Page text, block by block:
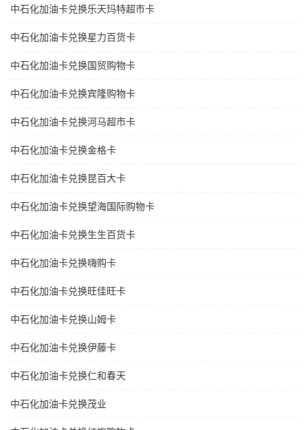
中石化加油卡兑换乐天玛特超市卡
中石化加油卡兑换星力百货卡
中石化加油卡兑换国贸购物卡
中石化加油卡兑换宾隆购物卡
中石化加油卡兑换河马超市卡
中石化加油卡兑换金格卡
中石化加油卡兑换昆百大卡
中石化加油卡兑换望海国际购物卡
中石化加油卡兑换生生百货卡
中石化加油卡兑换嗨购卡
中石化加油卡兑换旺佳旺卡
中石化加油卡兑换山姆卡
中石化加油卡兑换伊藤卡
中石化加油卡兑换仁和春天
中石化加油卡兑换茂业